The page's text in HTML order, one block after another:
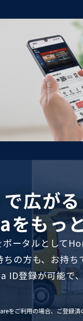
広が
をもっ
ータルとして
の方も、お持ち
ID登録が可能で
をご利用の場合、ご登録済